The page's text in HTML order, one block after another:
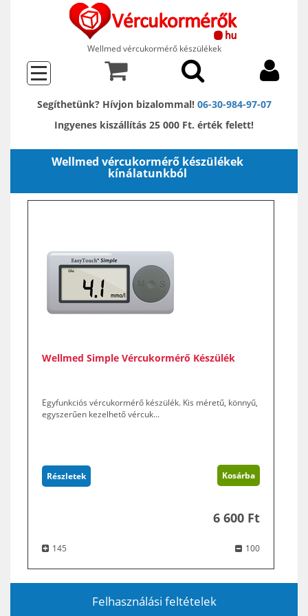
Wellmed vércukormérő készülékek
Segíthetünk? Hívjon bizalommal! 06-30-984-97-07
Ingyenes kiszállítás 25 000 Ft. érték felett!
Wellmed vércukormérő készülékek
kínálatunkból
Wellmed Simple Vércukormérő Készülék
Egyfunkciós vércukormérő készülék. Kis méretű, könnyű,
egyszerűen kezelhető vércuk...
Részletek Kosárba
6 600 Ft
145 100
Felhasználási feltételek